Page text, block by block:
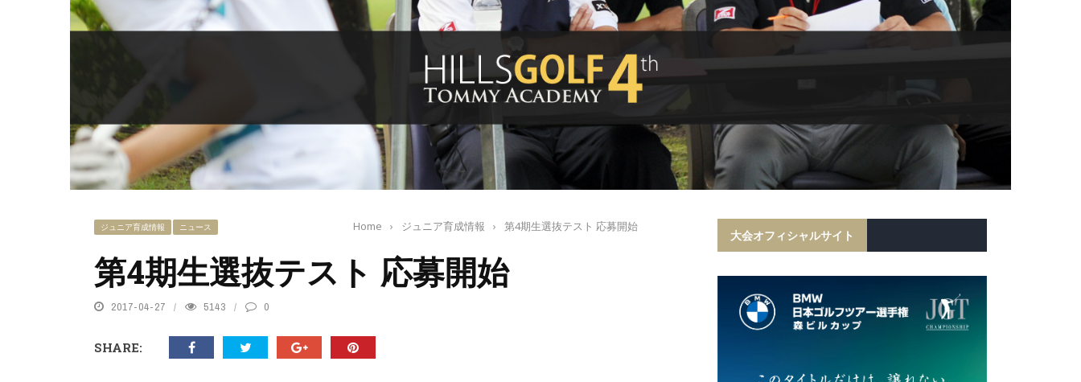
ジュニア育成情報 ニュース Home › ジュニア育成情報 › 第4期生選抜テスト 応募開始
第4期生選抜テスト 応募開始
2017-04-27 5143 0
SHARE:
大会オフィシャルサイト